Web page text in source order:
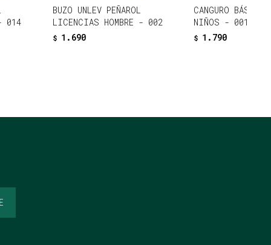
014
BUZO UNLEV PEÑAROL
LICENCIAS HOMBRE - 002
$ 1.690
CANGURO BÁSICO
NIÑOS - 001
$ 1.790